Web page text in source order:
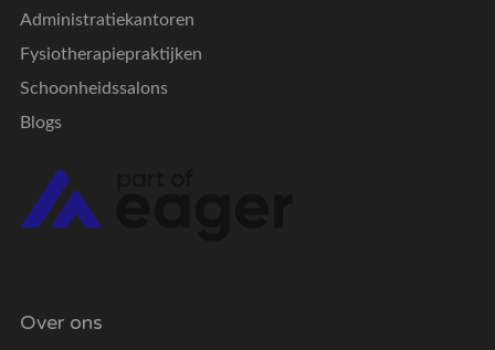
Administratiekantoren
Fysiotherapiepraktijken
Schoonheidssalons
Blogs
Over ons